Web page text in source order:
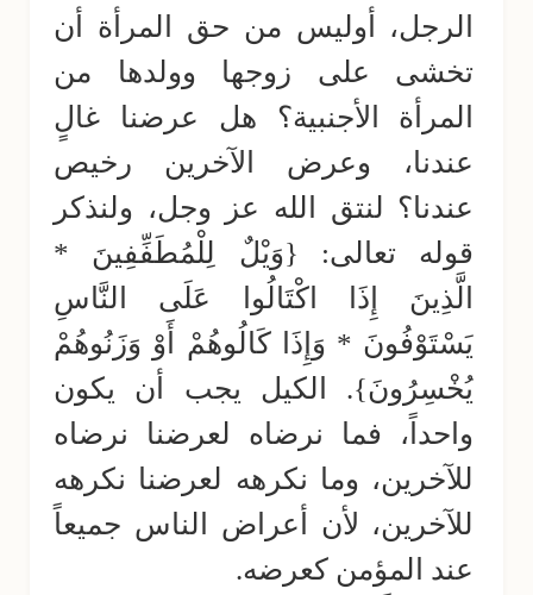
الرجل، أوليس من حق المرأة أن
تخشى على زوجها وولدها من
المرأة الأجنبية؟ هل عرضنا غالٍ
عندنا، وعرض الآخرين رخيص
عندنا؟ لنتق الله عز وجل، ولنذكر
قوله تعالى: {وَيْلٌ لِلْمُطَفِّفِينَ *
الَّذِينَ إِذَا اكْتَالُوا عَلَى النَّاسِ
يَسْتَوْفُونَ * وَإِذَا كَالُوهُمْ أَوْ وَزَنُوهُمْ
يُخْسِرُونَ}. الكيل يجب أن يكون
واحداً، فما نرضاه لعرضنا نرضاه
للآخرين، وما نكرهه لعرضنا نكرهه
للآخرين، لأن أعراض الناس جميعاً
عند المؤمن كعرضه.